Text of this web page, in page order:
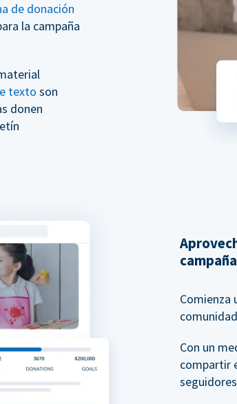
de donación
la campaña
texto son
donen
Comienza
Con un
compartir